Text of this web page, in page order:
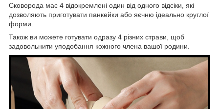
Сковорода має 4 відокремлені один від одного відсіки, які
дозволяють приготувати панкейки або яєчню ідеально круглої
форми.
Також ви можете готувати одразу 4 різних страви, щоб
задовольнити уподобання кожного члена вашої родини.